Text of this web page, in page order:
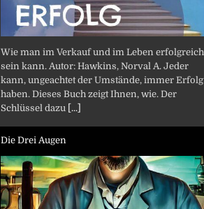
Wie man im Verkauf und im Leben erfolgreich
sein kann. Autor: Hawkins, Norval A. Jeder
kann, ungeachtet der Umstände, immer Erfolg
haben. Dieses Buch zeigt Ihnen, wie. Der
Schlüssel dazu [...]
Die Drei Augen